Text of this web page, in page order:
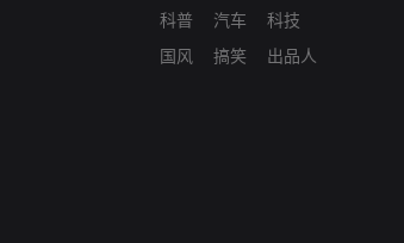
科普
国风
汽车
搞笑
科技
出品人